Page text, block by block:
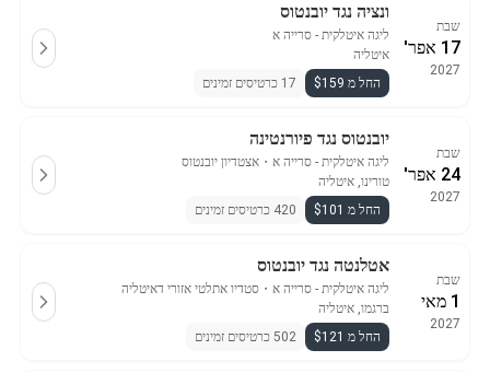
שבת
17 אפר'
2027
ונציה נגד יובנטוס
ליגה איטלקית - סרייה א
איטליה
החל מ $159
17 כרטיסים זמינים
שבת
24 אפר'
2027
יובנטוס נגד פיורנטינה
ליגה איטלקית - סרייה א ・ אצטדיון יובנטוס
טורינו, איטליה
החל מ $101
420 כרטיסים זמינים
שבת
1 מאי
2027
אטלנטה נגד יובנטוס
ליגה איטלקית - סרייה א ・ סטדיו אתלטי אזורי דאיטליה
ברגמו, איטליה
החל מ $121
502 כרטיסים זמינים